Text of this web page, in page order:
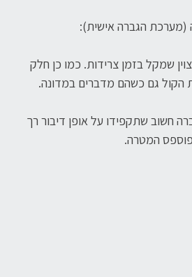
(מערכת הגברה אישית):
שמקל בזמן צרידות. כמו כן חלק
הקול גם כשהם מדברים במדונה.
חשוב שתקפידו על אופן דיבור רך
המטרה.